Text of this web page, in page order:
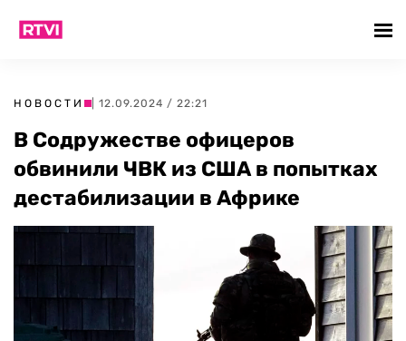
НОВОСТИ | 12.09.2024 / 22:21
В Содружестве офицеров
обвинили ЧВК из США в попытках
дестабилизации в Африке